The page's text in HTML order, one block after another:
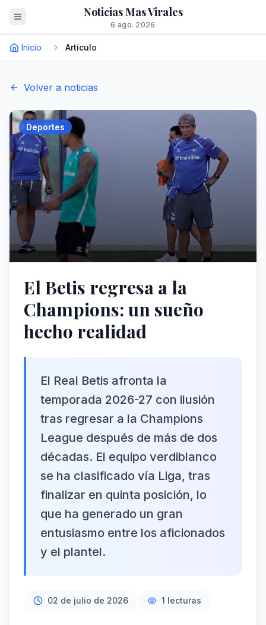
Noticias Mas Virales
6 ago. 2026
Inicio Artículo
Volver a noticias
Deportes
El Betis regresa a la
Champions: un sueño
hecho realidad
El Real Betis afronta la
temporada 2026-27 con ilusión
tras regresar a la Champions
League después de más de dos
décadas. El equipo verdiblanco
se ha clasificado vía Liga, tras
finalizar en quinta posición, lo
que ha generado un gran
entusiasmo entre los aficionados
y el plantel.
02 de julio de 2026 1 lecturas